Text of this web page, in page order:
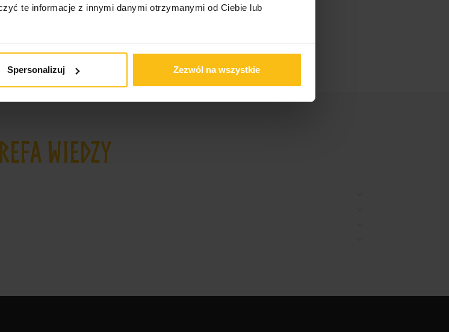
te informacje z innymi danymi otrzymanymi od Ciebie lub
Spersonalizuj Zezwól na wszystkie
WIEDZY